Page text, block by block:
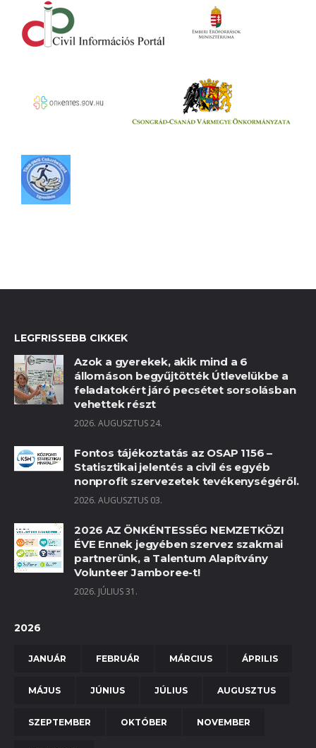
LEGFRISSEBB CIKKEK
Azok a gyerekek, akik mind a 6
állomáson begyűjtötték Útlevelükbe a
feladatokért járó pecsétet sorsolásban
vehettek részt
2026. AUGUSZTUS 24.
Fontos tájékoztatás az OSAP 1156 –
Statisztikai jelentés a civil és egyéb
nonprofit szervezetek tevékenységéről.
2026. AUGUSZTUS 03.
2026 AZ ÖNKÉNTESSÉG NEMZETKÖZI
ÉVE Ennek jegyében szervez szakmai
partnerünk, a Talentum Alapítvány
Volunteer Jamboree-t!
2026. JÚLIUS 31.
2026
JANUÁR FEBRUÁR MÁRCIUS ÁPRILIS
MÁJUS JÚNIUS JÚLIUS AUGUSZTUS
SZEPTEMBER OKTÓBER NOVEMBER